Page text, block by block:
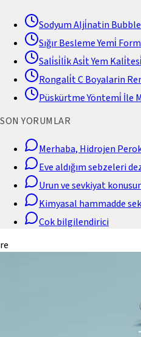
Sodyum Alji̇natin
Sığır Besleme Yemi̇
Sali̇si̇li̇k Asi̇t Yem
Rongali̇t C Boyalarin
Püskürtme Yöntemi̇ İle
SON YORUMLAR
Merhaba, Hidrojen
Eve aldığım sebzeleri
Urun ve sevkiyat
Kimyasal hammadde
Cok bilgilendirici
re